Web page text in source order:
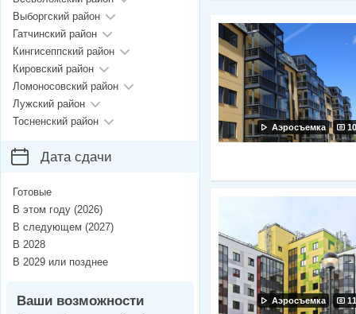
Аэросъемка
Аэросъемка
Выборгский район
Гатчинский район
Кингисеппский район
Кировский район
Ломоносовский район
Лужский район
Тосненский район
Дата сдачи
Готовые
В этом году (2026)
В следующем (2027)
В 2028
В 2029 или позднее
Ваши возможности